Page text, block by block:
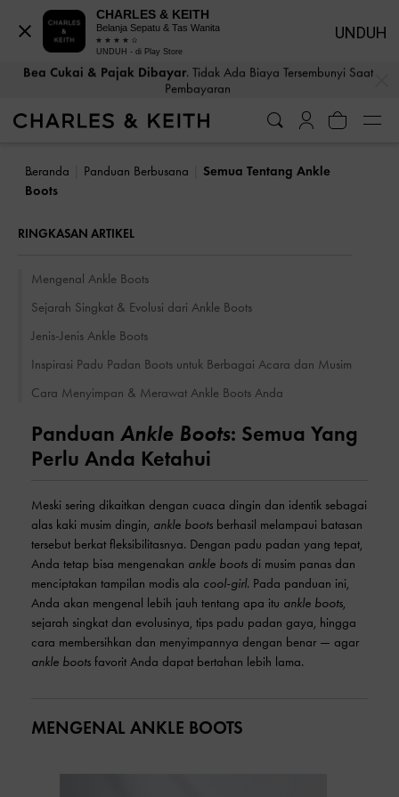
Bea Cukai & Pajak Dibayar. Tidak Ada Biaya Tersembunyi Saat
Pembayaran
Beranda Panduan Berbusana
Semua Tentang Ankle
Boots
RINGKASAN ARTIKEL
Mengenal Ankle Boots
Sejarah Singkat & Evolusi dari Ankle Boots
Jenis-Jenis Ankle Boots
Inspirasi Padu Padan Boots untuk Berbagai Acara dan Musim
Cara Menyimpan & Merawat Ankle Boots Anda
Panduan Ankle Boots: Semua Yang
Perlu Anda Ketahui
Meski sering dikaitkan dengan cuaca dingin dan identik sebagai
alas kaki musim dingin, ankle boots berhasil melampaui batasan
tersebut berkat fleksibilitasnya. Dengan padu padan yang tepat,
Anda tetap bisa mengenakan ankle boots di musim panas dan
menciptakan tampilan modis ala cool-girl. Pada panduan ini,
Anda akan mengenal lebih jauh tentang apa itu ankle boots,
sejarah singkat dan evolusinya, tips padu padan gaya, hingga
cara membersihkan dan menyimpannya dengan benar — agar
ankle boots favorit Anda dapat bertahan lebih lama.
MENGENAL ANKLE BOOTS
CHARLES & KEITH
Belanja Sepatu & Tas Wanita
UNDUH - di Play Store
UNDUH